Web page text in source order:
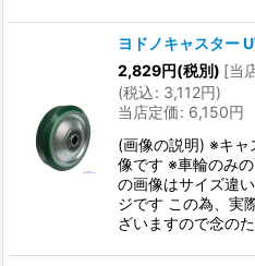
ヨドノキャスター
2,829円(税別) [当
(税込: 3,112円)
当店定価: 6,150円
(画像の説明) ※キャ
像です ※車輪のみ
の画像はサイズ違
ジです この為、実
ざいますので念の